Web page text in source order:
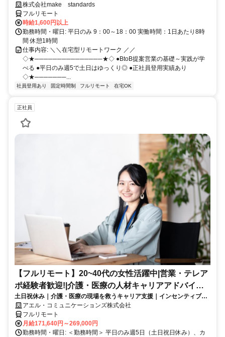
スキルアップ
株式会社make standards
フルリモート
時給1,600円以上
勤務時間・曜日: 平日のみ 9：00～18：00 実働時間：1日あたり8時
間 休憩1時間
仕事内容: ＼＼在宅型リモートワーク ／／
◇★───────────────★◇ ●BtoB提案営業の基礎～実践が学
べる ●平日のみ週5で土日はゆっくり◎ ●正社員登用実績あり
◇★───────...
社員登用あり 固定時間制 フルリモート 在宅OK
正社員
【フルリモート】20~40代の女性活躍中|営業・テレア
ポ経験者歓迎!|介護・医療の人材キャリアアドバイザ
ー
土日祝休み｜介護・医療の現場を救うキャリア支援｜インセンティブあ
り｜業界未経験からプロのアドバイザーへ
アエル・コミュニケーションズ株式会社
フルリモート
月給171,640円～269,000円
勤務時間・曜日: ＜勤務時間＞ 平日のみ週5日（土日祝日休み）、カ